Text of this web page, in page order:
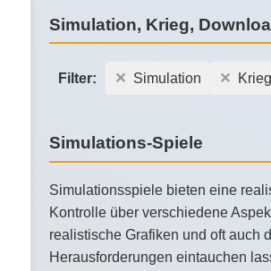
Simulation, Krieg,
Filter: Simulation Krieg
Simulations-Spiele
Simulationsspiele bieten eine
Kontrolle über verschiedene
realistische Grafiken und oft auch
Herausforderungen eintauchen